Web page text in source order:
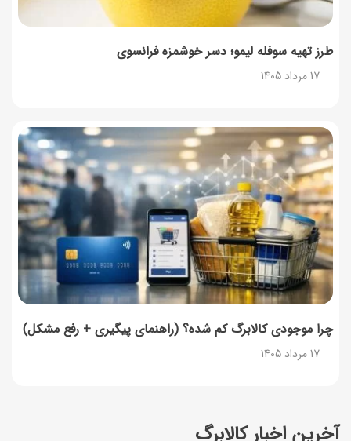
طرز تهیه سوفله لیمو؛ دسر خوشمزه فرانسوی
17 مرداد 1405
چرا موجودی کالابرگ کم شده؟ (راهنمای پیگیری + رفع مشکل)
17 مرداد 1405